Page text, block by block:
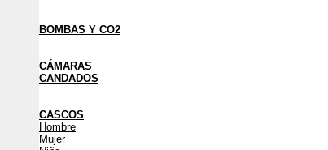
BOMBAS Y CO2
CÁMARAS
CANDADOS
CASCOS
Hombre
Mujer